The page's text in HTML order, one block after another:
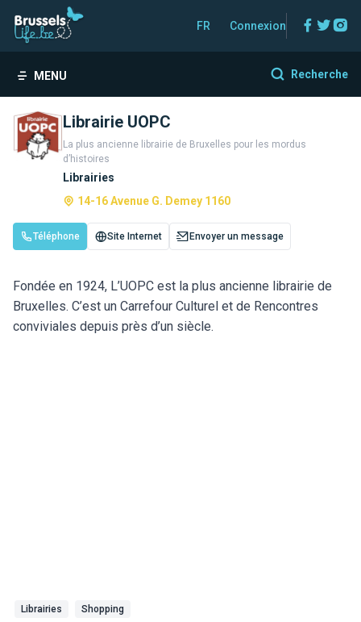
FR Connexion
MENU Recherche
Librairie UOPC
La plus ancienne librairie de Bruxelles pour les mordus
d’histoires
Librairies
14-16 Avenue G. Demey 1160
Téléphone Site Internet Envoyer un message
Fondée en 1924, L’UOPC est la plus ancienne librairie de
Bruxelles. C’est un Carrefour Culturel et de Rencontres
conviviales depuis près d’un siècle.
Librairies Shopping